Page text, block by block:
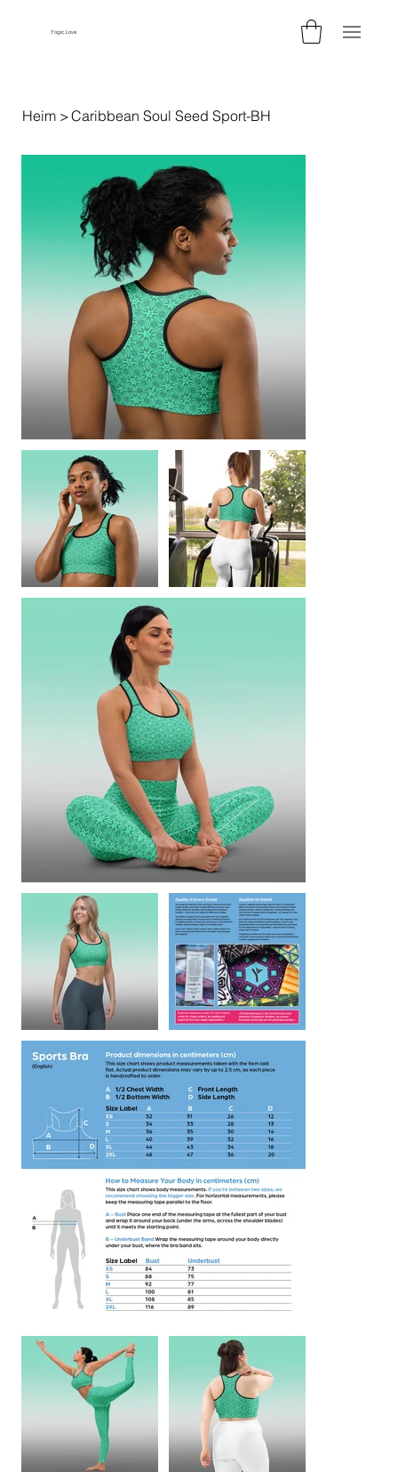
Yogic.Love
Heim >Caribbean Soul Seed Sport-BH